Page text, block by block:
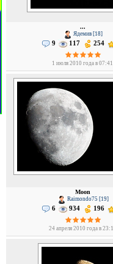
...
Ядемив [18]
9 117 254
1 июля 2010 года в 07:41
Moon
Raimondo75 [19]
6 934 196
24 апреля 2010 года в